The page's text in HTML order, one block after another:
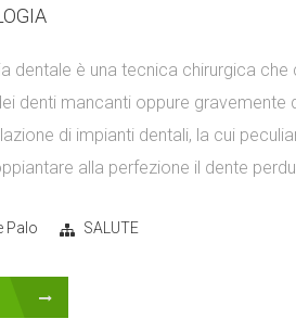
dentale è una tecnica chirurgica che
denti mancanti oppure gravemente
di impianti dentali, la cui
alla perfezione il dente
Palo SALUTE